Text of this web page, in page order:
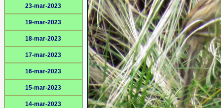
23-mar-2023
19-mar-2023
18-mar-2023
17-mar-2023
16-mar-2023
15-mar-2023
14-mar-2023